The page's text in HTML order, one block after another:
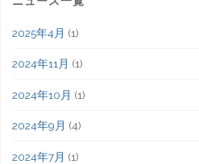
2025年4月 (1)
2024年11月 (1)
2024年10月 (1)
2024年9月 (4)
2024年7月 (1)